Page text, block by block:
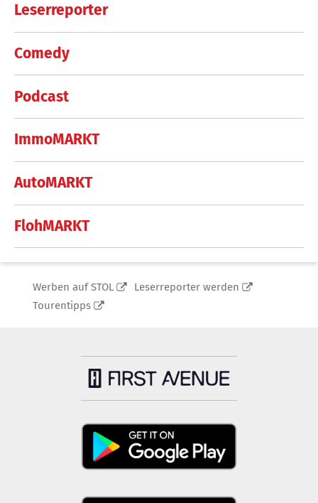
Leserreporter
Comedy
Podcast
ImmoMARKT
AutoMARKT
FlohMARKT
Werben auf STOL
Leserreporter werden
Tourentipps